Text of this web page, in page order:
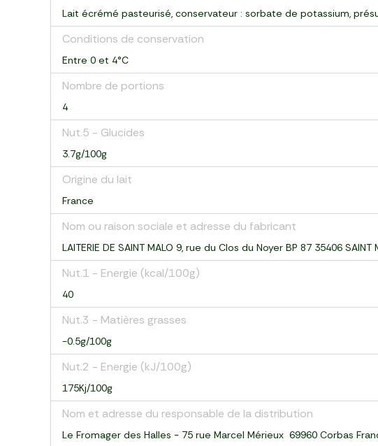
Lait écrémé pasteurisé, conservateur : sorbate de potassium,
Conditions de conservation
Entre 0 et 4°C
Nombre de portions
4
Nut.5 - Glucides
3.7g/100g
Origine du lait
France
Nom ou raison sociale et adresse du fabricant
LAITERIE DE SAINT MALO 9, rue du Clos du Noyer BP 87 35406 SAINT
Nut.1 - Energie (kcal/100g)
40
Nut.3 - Matières grasses
-0.5g/100g
Nut.2 - Energie (kJ/100g)
175Kj/100g
Nom et adresse du responsable de la distribution
Le Fromager des Halles - 75 rue Marcel Mérieux 69960 Corbas